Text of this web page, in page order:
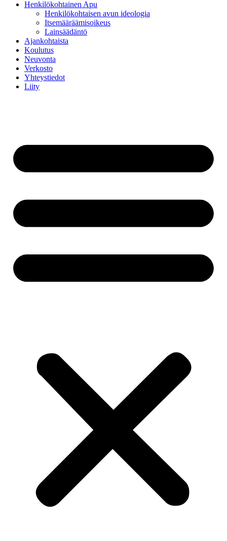
Henkilökohtainen Apu
Henkilökohtaisen avun ideologia
Itsemääräämisoikeus
Lainsäädäntö
Ajankohtaista
Koulutus
Neuvonta
Verkosto
Yhteystiedot
Liity